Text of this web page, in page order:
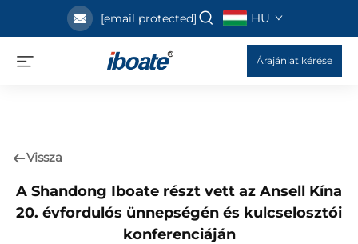
[email protected] HU
Árajánlat kérése
Vissza
A Shandong Iboate részt vett az Ansell Kína
20. évfordulós ünnepségén és kulcselosztói
konferenciáján